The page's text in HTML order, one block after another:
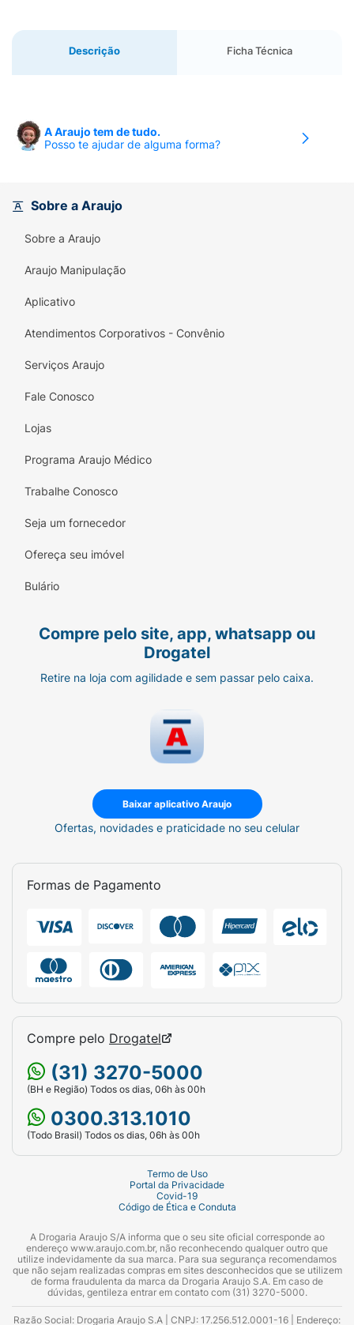
Descrição Ficha Técnica
A Araujo tem de tudo.
Posso te ajudar de alguma forma?
Sobre a Araujo
Sobre a Araujo
Araujo Manipulação
Aplicativo
Atendimentos Corporativos - Convênio
Serviços Araujo
Fale Conosco
Lojas
Programa Araujo Médico
Trabalhe Conosco
Seja um fornecedor
Ofereça seu imóvel
Bulário
Compre pelo site, app, whatsapp ou
Drogatel
Retire na loja com agilidade e sem passar pelo caixa.
Baixar aplicativo Araujo
Ofertas, novidades e praticidade no seu celular
Formas de Pagamento
Compre pelo Drogatel
(31) 3270-5000
(BH e Região) Todos os dias, 06h às 00h
0300.313.1010
(Todo Brasil) Todos os dias, 06h às 00h
Termo de Uso
Portal da Privacidade
Covid-19
Código de Ética e Conduta
A Drogaria Araujo S/A informa que o seu site oficial corresponde ao
endereço www.araujo.com.br, não reconhecendo qualquer outro que
utilize indevidamente da sua marca. Para sua segurança recomendamos
que não sejam realizadas compras em sites desconhecidos que se utilizem
de forma fraudulenta da marca da Drogaria Araujo S.A. Em caso de
dúvidas, gentileza entrar em contato com (31) 3270-5000.
Razão Social: Drogaria Araujo S.A | CNPJ: 17.256.512.0001-16 | Endereço: